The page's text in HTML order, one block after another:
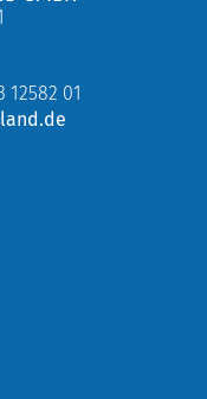
12582 01